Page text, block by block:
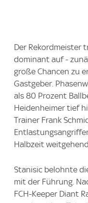
Der Rekordmeister
dominant auf -
große Chancen zu
Gastgeber.
als 80 Prozent
Heidenheimer tief
Trainer Frank
Halbzeit
Stanisic belohnte
mit der Führung.
FCH-Keeper Diant